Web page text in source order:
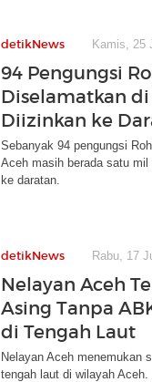
detikNews Kamis, 25
94 Pengungsi
Diselamatkan
Diizinkan ke
Sebanyak 94 pengungsi
Aceh masih berada satu
ke daratan.
detikNews Rabu, 17
Nelayan Aceh
Asing Tanpa
di Tengah Laut
Nelayan Aceh menemukan
tengah laut di wilayah